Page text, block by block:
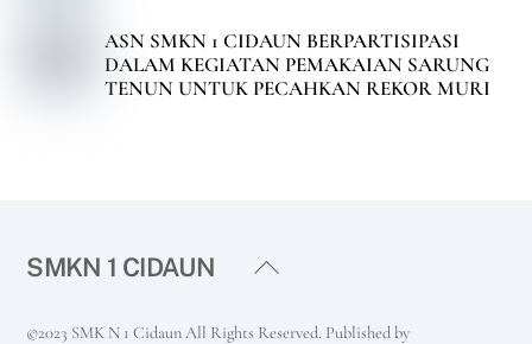
ASN SMKN 1 CIDAUN BERPARTISIPASI
DALAM KEGIATAN PEMAKAIAN SARUNG
TENUN UNTUK PECAHKAN REKOR MURI
Back
Top
SMKN 1 CIDAUN
©2023 SMK N 1 Cidaun All Rights Reserved. Published by